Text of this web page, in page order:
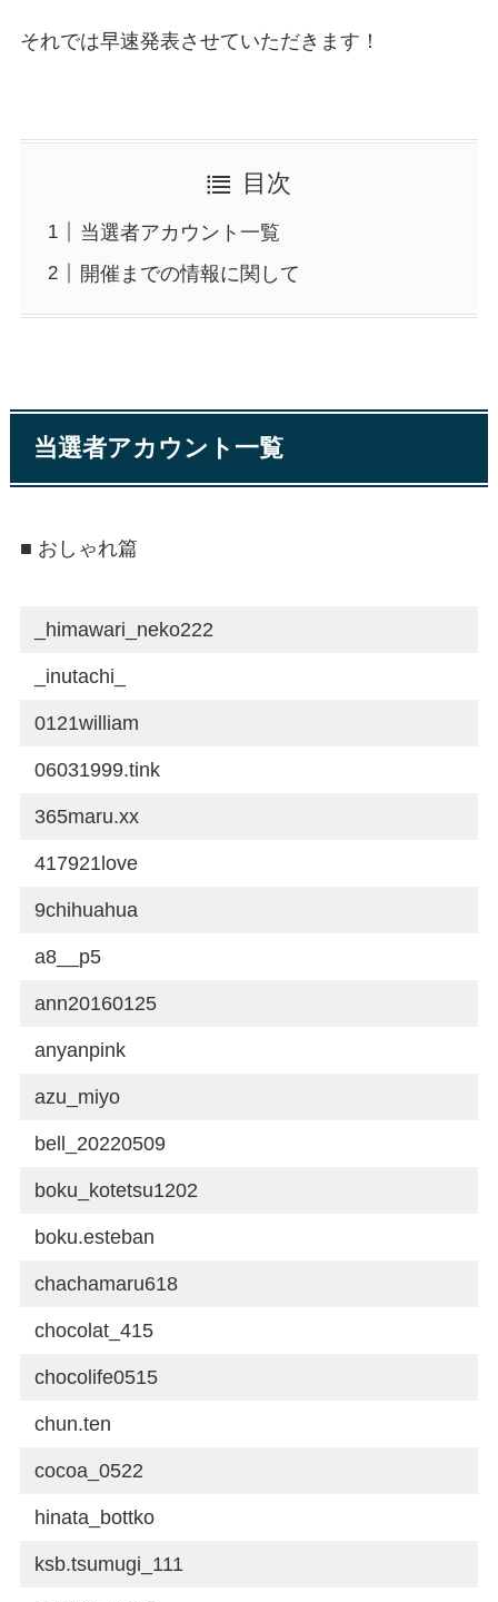
それでは早速発表させていただきます！
目次
当選者アカウント一覧
開催までの情報に関して
当選者アカウント一覧
■ おしゃれ篇
_himawari_neko222
_inutachi_
0121william
06031999.tink
365maru.xx
417921love
9chihuahua
a8__p5
ann20160125
anyanpink
azu_miyo
bell_20220509
boku_kotetsu1202
boku.esteban
chachamaru618
chocolat_415
chocolife0515
chun.ten
cocoa_0522
hinata_bottko
ksb.tsumugi_111